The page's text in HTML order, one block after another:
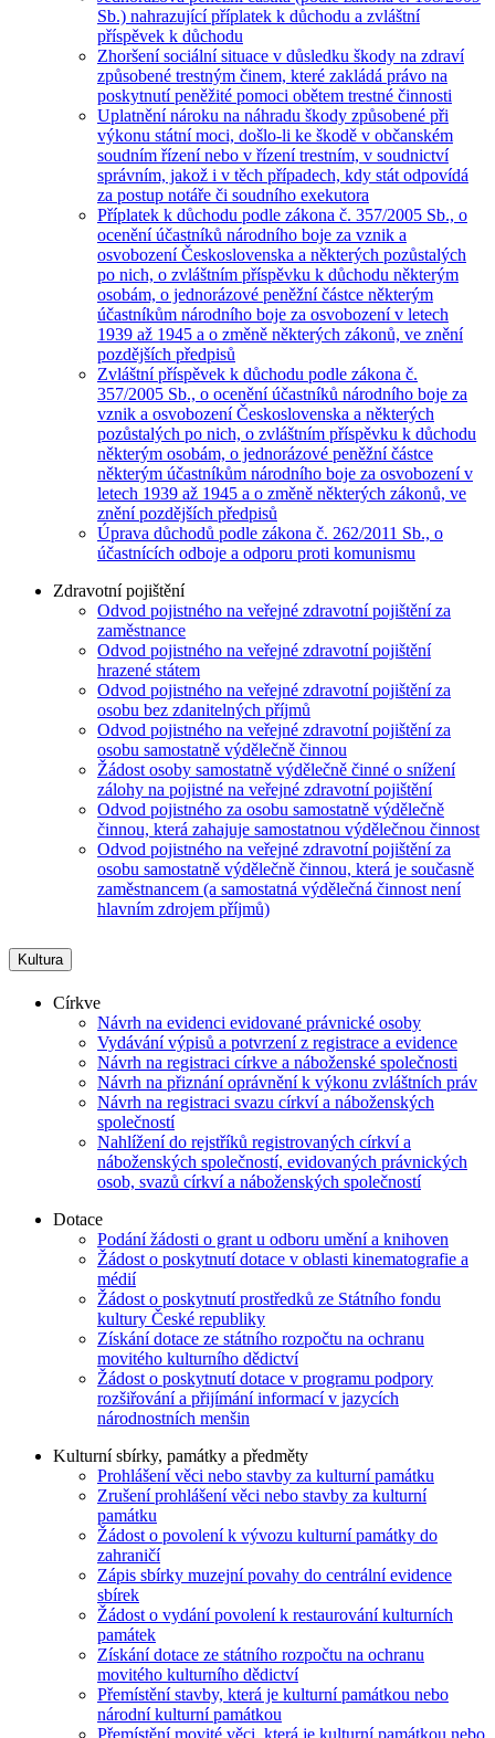
Sb.) nahrazující příplatek k důchodu a zvláštní
příspěvek k důchodu
Zhoršení sociální situace v důsledku škody na zdraví
způsobené trestným činem, které zakládá právo na
poskytnutí peněžité pomoci obětem trestné činnosti
Uplatnění nároku na náhradu škody způsobené při
výkonu státní moci, došlo-li ke škodě v občanském
soudním řízení nebo v řízení trestním, v soudnictví
správním, jakož i v těch případech, kdy stát odpovídá
za postup notáře či soudního exekutora
Příplatek k důchodu podle zákona č. 357/2005 Sb., o
ocenění účastníků národního boje za vznik a
osvobození Československa a některých pozůstalých
po nich, o zvláštním příspěvku k důchodu některým
osobám, o jednorázové peněžní částce některým
účastníkům národního boje za osvobození v letech
1939 až 1945 a o změně některých zákonů, ve znění
pozdějších předpisů
Zvláštní příspěvek k důchodu podle zákona č.
357/2005 Sb., o ocenění účastníků národního boje za
vznik a osvobození Československa a některých
pozůstalých po nich, o zvláštním příspěvku k důchodu
některým osobám, o jednorázové peněžní částce
některým účastníkům národního boje za osvobození v
letech 1939 až 1945 a o změně některých zákonů, ve
znění pozdějších předpisů
Úprava důchodů podle zákona č. 262/2011 Sb., o
účastnících odboje a odporu proti komunismu
Zdravotní pojištění
Odvod pojistného na veřejné zdravotní pojištění za
zaměstnance
Odvod pojistného na veřejné zdravotní pojištění
hrazené státem
Odvod pojistného na veřejné zdravotní pojištění za
osobu bez zdanitelných příjmů
Odvod pojistného na veřejné zdravotní pojištění za
osobu samostatně výdělečně činnou
Žádost osoby samostatně výdělečně činné o snížení
zálohy na pojistné na veřejné zdravotní pojištění
Odvod pojistného za osobu samostatně výdělečně
činnou, která zahajuje samostatnou výdělečnou činnost
Odvod pojistného na veřejné zdravotní pojištění za
osobu samostatně výdělečně činnou, která je současně
zaměstnancem (a samostatná výdělečná činnost není
hlavním zdrojem příjmů)
Kultura
Církve
Návrh na evidenci evidované právnické osoby
Vydávání výpisů a potvrzení z registrace a evidence
Návrh na registraci církve a náboženské společnosti
Návrh na přiznání oprávnění k výkonu zvláštních práv
Návrh na registraci svazu církví a náboženských
společností
Nahlížení do rejstříků registrovaných církví a
náboženských společností, evidovaných právnických
osob, svazů církví a náboženských společností
Dotace
Podání žádosti o grant u odboru umění a knihoven
Žádost o poskytnutí dotace v oblasti kinematografie a
médií
Žádost o poskytnutí prostředků ze Státního fondu
kultury České republiky
Získání dotace ze státního rozpočtu na ochranu
movitého kulturního dědictví
Žádost o poskytnutí dotace v programu podpory
rozšiřování a přijímání informací v jazycích
národnostních menšin
Kulturní sbírky, památky a předměty
Prohlášení věci nebo stavby za kulturní památku
Zrušení prohlášení věci nebo stavby za kulturní
památku
Žádost o povolení k vývozu kulturní památky do
zahraničí
Zápis sbírky muzejní povahy do centrální evidence
sbírek
Žádost o vydání povolení k restaurování kulturních
památek
Získání dotace ze státního rozpočtu na ochranu
movitého kulturního dědictví
Přemístění stavby, která je kulturní památkou nebo
národní kulturní památkou
Přemístění movité věci, která je kulturní památkou nebo